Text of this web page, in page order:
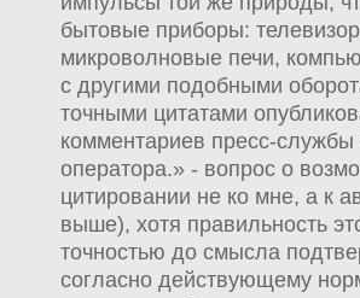
бытовые приборы:
микроволновые печи,
с другими подобными
точными цитатами
комментариев пресс-службы
оператора.» - вопрос о
цитировании не ко мне, а к
выше), хотя правильность
точностью до смысла
согласно действующему